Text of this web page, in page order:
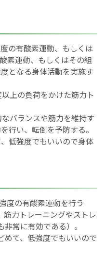
の有酸素運動、もしくは
素運動、もしくはその組
となる身体活動を実施す
上の負荷をかけた筋力ト
バランスや筋力を維持す
行い、転倒を予防する。
低強度でもいいので身体
度の有酸素運動を行う
筋力トレーニングやストレ
常に有効である）。
めて、低強度でもいいので